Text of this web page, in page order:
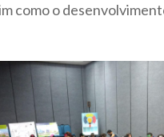
como o